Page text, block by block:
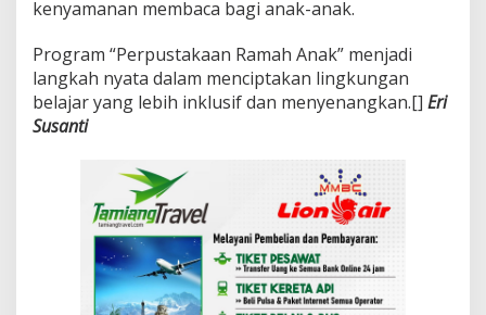
kenyamanan membaca bagi anak-anak.
Program “Perpustakaan Ramah Anak” menjadi
langkah nyata dalam menciptakan lingkungan
belajar yang lebih inklusif dan menyenangkan.[] Eri
Susanti